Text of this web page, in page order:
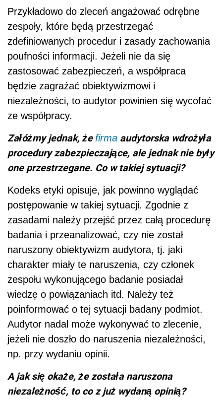
Przykładowo do zleceń angażować odrębne
zespoły, które będą przestrzegać
zdefiniowanych procedur i zasady zachowania
poufności informacji. Jeżeli nie da się
zastosować zabezpieczeń, a współpraca
będzie zagrażać obiektywizmowi i
niezależności, to audytor powinien się wycofać
ze współpracy.
Załóżmy jednak, że firma audytorska wdrożyła
procedury zabezpieczające, ale jednak nie były
one przestrzegane. Co w takiej sytuacji?
Kodeks etyki opisuje, jak powinno wyglądać
postępowanie w takiej sytuacji. Zgodnie z
zasadami należy przejść przez całą procedurę
badania i przeanalizować, czy nie został
naruszony obiektywizm audytora, tj. jaki
charakter miały te naruszenia, czy członek
zespołu wykonującego badanie posiadał
wiedzę o powiązaniach itd. Należy też
poinformować o tej sytuacji badany podmiot.
Audytor nadal może wykonywać to zlecenie,
jeżeli nie doszło do naruszenia niezależności,
np. przy wydaniu opinii.
A jak się okaże, że została naruszona
niezależność, to co z już wydaną opinią?